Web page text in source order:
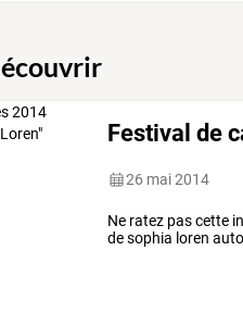
Festival de
26 mai 2014
Ne ratez pas cette
de sophia loren